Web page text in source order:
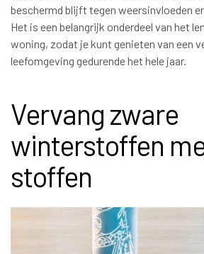
beschermd blijft tegen weersinvloeden
Het is een belangrijk onderdeel van het
woning, zodat je kunt genieten van een
leefomgeving gedurende het hele jaar.
Vervang zware
winterstoffen
stoffen